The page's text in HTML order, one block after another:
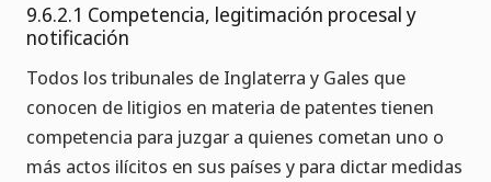
9.6.2.1 Competencia, legitimación procesal y
notificación
Todos los tribunales de Inglaterra y Gales que
conocen de litigios en materia de patentes tienen
competencia para juzgar a quienes cometan uno o
más actos ilícitos en sus países y para dictar medidas